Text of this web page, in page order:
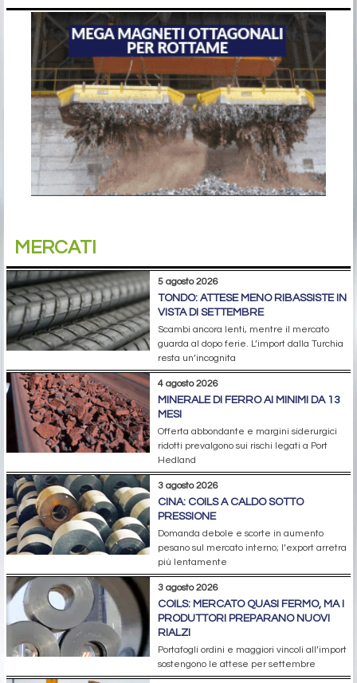
MERCATI
5 agosto 2026
TONDO: ATTESE MENO RIBASSISTE IN
VISTA DI SETTEMBRE
Scambi ancora lenti, mentre il mercato
guarda al dopo ferie. L’import dalla Turchia
resta un’incognita
4 agosto 2026
MINERALE DI FERRO AI MINIMI DA 13
MESI
Offerta abbondante e margini siderurgici
ridotti prevalgono sui rischi legati a Port
Hedland
3 agosto 2026
CINA: COILS A CALDO SOTTO
PRESSIONE
Domanda debole e scorte in aumento
pesano sul mercato interno; l’export arretra
più lentamente
3 agosto 2026
COILS: MERCATO QUASI FERMO, MA I
PRODUTTORI PREPARANO NUOVI
RIALZI
Portafogli ordini e maggiori vincoli all’import
sostengono le attese per settembre